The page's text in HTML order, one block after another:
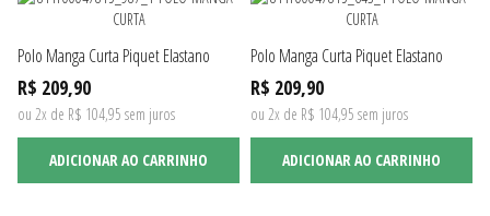
Polo Manga Curta Piquet Elastano
R$ 209,90
ou 2x de R$ 104,95 sem juros
ADICIONAR AO CARRINHO
Polo Manga Curta Piquet Elastano
R$ 209,90
ou 2x de R$ 104,95 sem juros
ADICIONAR AO CARRINHO